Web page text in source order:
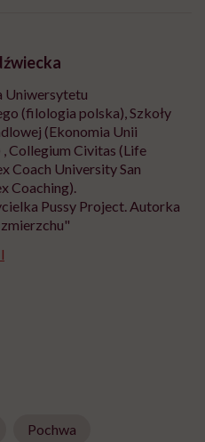
Uniwersytetu
(filologia polska), Szkoły
(Ekonomia Unii
Collegium Civitas (Life
Coach University San
Coaching).
Pussy Project. Autorka
Pochwa